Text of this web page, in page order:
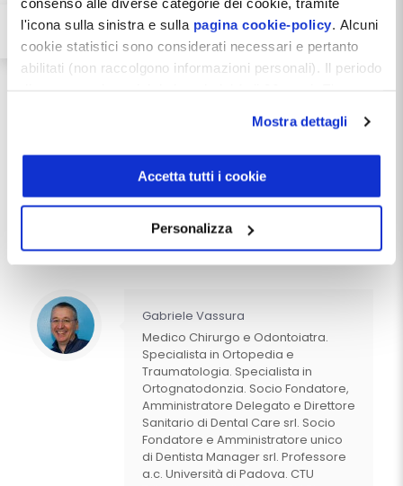
l'icona sulla sinistra e sulla pagina cookie-policy. Alcuni
cookie statistici sono considerati necessari e pertanto
abilitati (non raccolgono informazioni personali). Il periodo
indirizzo:dentistamanager.it/contatti-dentista-
Chiudendo questo banner tramite apposita X in alto a
Mostra dettagli
Accetta tutti i cookie
Personalizza
Fonte:
https://
Condividi
LinkedIn
Gabriele Vassura
Medico Chirurgo e Odontoiatra.
Specialista in Ortopedia e
Traumatologia. Specialista in
Ortognatodonzia. Socio Fondatore,
Amministratore Delegato e Direttore
Sanitario di Dental Care srl. Socio
Fondatore e Amministratore unico
di Dentista Manager srl. Professore
a.c. Università di Padova. CTU